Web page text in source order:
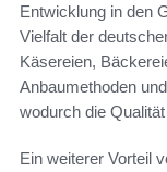
Entwicklung in den
Vielfalt der
Käsereien,
Anbaumethoden
wodurch die
Ein weiterer Vorteil